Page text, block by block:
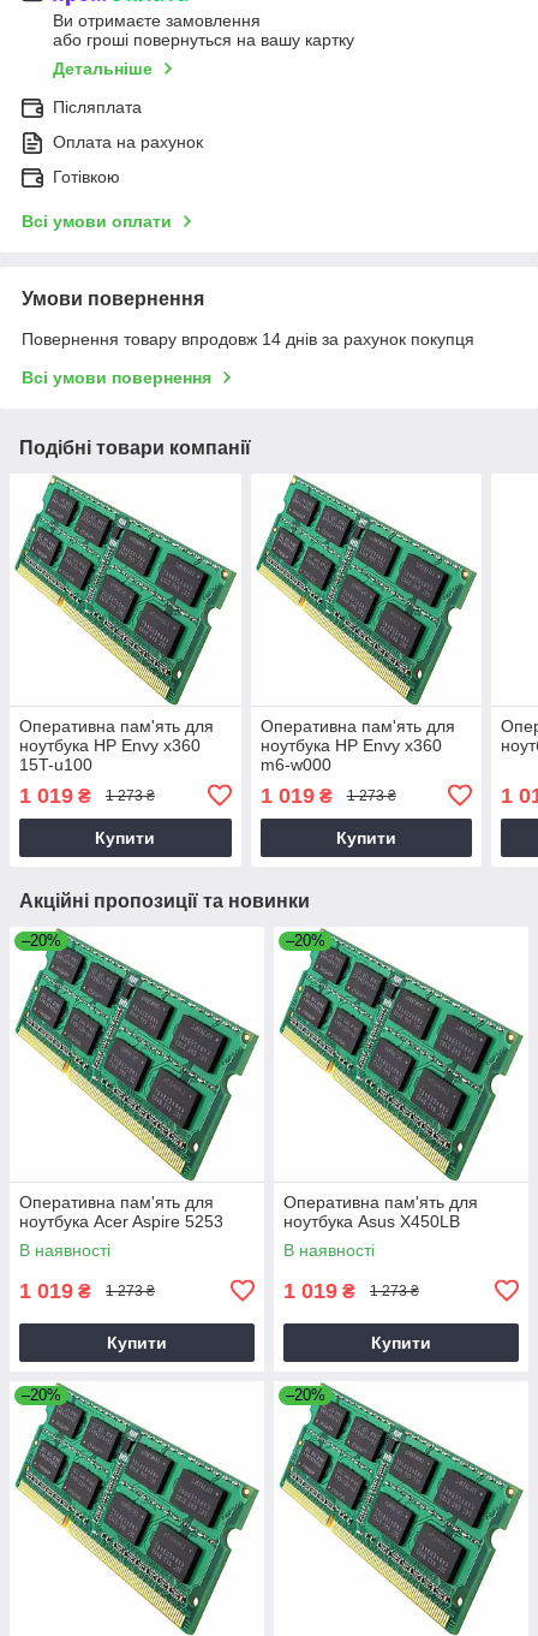
Ви отримаєте замовлення
або гроші повернуться на вашу картку
Детальніше
Післяплата
Оплата на рахунок
Готівкою
Всі умови оплати
Умови повернення
Повернення товару впродовж 14 днів за рахунок покупця
Всі умови повернення
Подібні товари компанії
Оперативна пам'ять для
ноутбука HP Envy x360
15T-u100
1 019 ₴ 1 273 ₴
Купити
Оперативна пам'ять для
ноутбука HP Envy x360
m6-w000
1 019₴ 1 273 ₴
Купити
1
Акційні пропозиції та новинки
–20%
Оперативна пам'ять для
ноутбука Acer Aspire 5253
В наявності
1 019 ₴ 1 273 ₴
Купити
–20%
Оперативна пам'ять для
ноутбука Asus X450LB
В наявності
1 019 ₴ 1 273 ₴
Купити
–20% –20%